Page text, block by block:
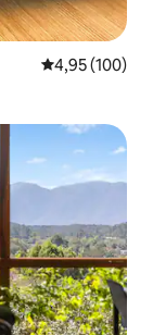
4,95 de uma
4,95 (100)